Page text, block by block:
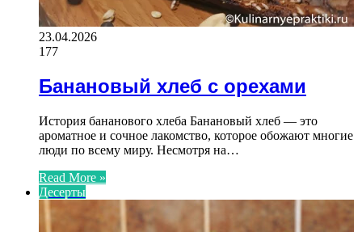
23.04.2026
177
Банановый хлеб с орехами
История бананового хлеба Банановый хлеб — это
ароматное и сочное лакомство, которое обожают многие
люди по всему миру. Несмотря на…
Read More »
Десерты